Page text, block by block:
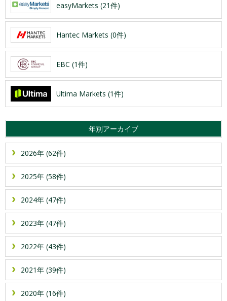
easyMarkets (21件)
Hantec Markets (0件)
EBC (1件)
Ultima Markets (1件)
年別アーカイブ
2026年 (62件)
2025年 (58件)
2024年 (47件)
2023年 (47件)
2022年 (43件)
2021年 (39件)
2020年 (16件)